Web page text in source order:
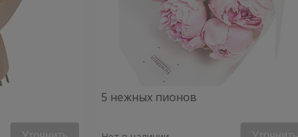
5 нежных пионов